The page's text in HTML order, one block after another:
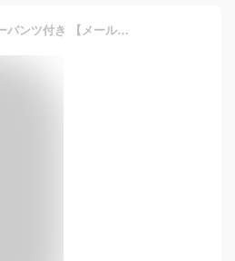
スクール水着 女の子 セパレート ワンピース インナーパンツ付き 【メール便送料無料】スカート フリル UVカット UPF50+ 女子 キッズ 幼稚園 小学生 中学生 子供 スイミング スクール 水着 日焼け止め sksa